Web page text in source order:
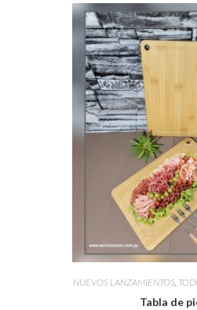
NUEVOS LANZAMIENTOS,
Tabla de